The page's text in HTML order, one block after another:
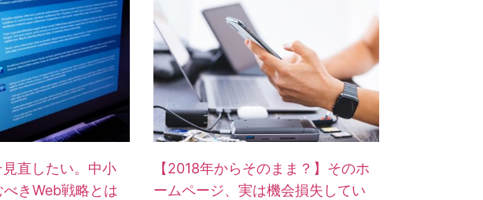
直したい。中小
きWeb戦略とは
【2018年からそのまま？】そのホ
ームページ、実は機会損失してい